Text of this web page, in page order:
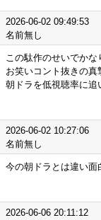
2026-06-02 09:49:53
名前無し
この駄作のせいでかな
お笑いコント抜きの真
朝ドラを低視聴率に追
2026-06-02 10:27:06
名前無し
今の朝ドラとは違い面
2026-06-06 20:11:12